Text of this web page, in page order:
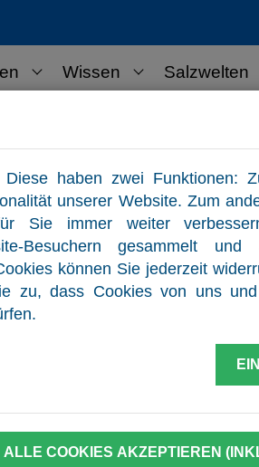
Wissen Salzwelten
Diese haben zwei Funktionen:
unserer Website. Zum
Sie immer weiter
Besuchern gesammelt und
können Sie jederzeit
zu, dass Cookies von uns
ALLE COOKIES AKZEPTIEREN